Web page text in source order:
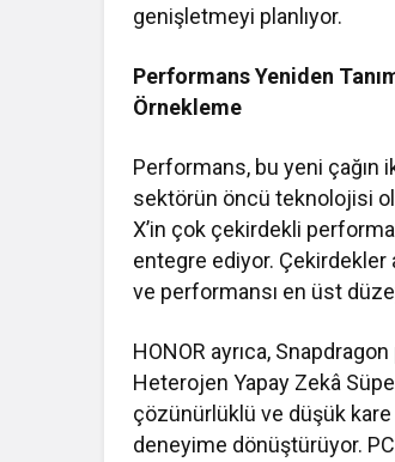
genişletmeyi planlıyor.
Performans Yeniden
Örnekleme
Performans, bu yeni çağın
sektörün öncü teknolojisi
X’in çok çekirdekli
entegre ediyor. Çekirdekler
ve performansı en üst
HONOR ayrıca,
Heterojen Yapay Zekâ
çözünürlüklü ve düşük kare
deneyime dönüştürüyor.